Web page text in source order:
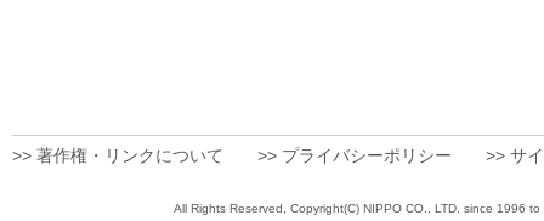
>> 著作権・リンクについて >> プライバシーポリシー >> サ
All Rights Reserved, Copyright(C) NIPPO CO., LTD. since 1996